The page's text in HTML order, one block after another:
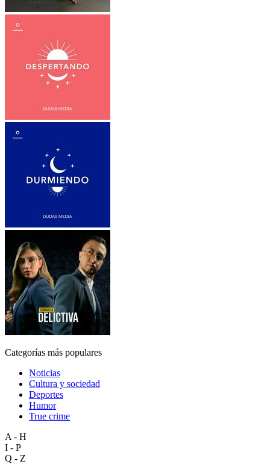
Categorías más populares
Noticias
Cultura y sociedad
Deportes
Humor
True crime
A - H
I - P
Q - Z